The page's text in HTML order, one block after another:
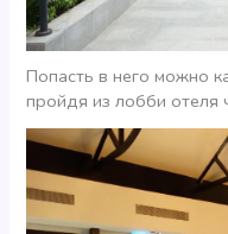
Попасть в него можно
пройдя из лобби отеля